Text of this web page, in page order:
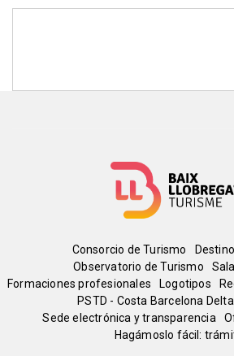
Menú
del
pie
Consorcio de Turismo
Observatorio de Turismo
Formaciones profesionales
Logotipos
PSTD - Costa Barcelona
Sede electrónica y transparencia
Hagámoslo fácil: